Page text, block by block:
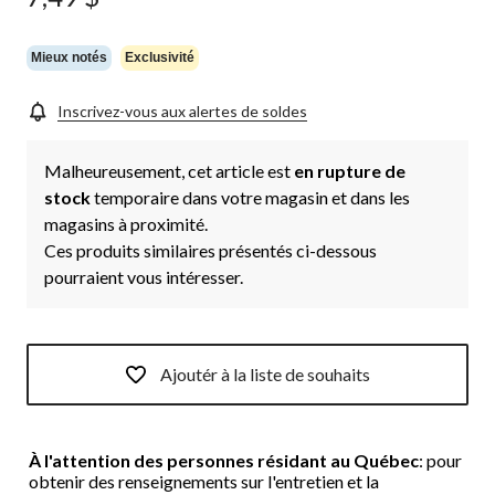
Mieux notés Exclusivité
Inscrivez-vous aux alertes de soldes
Malheureusement, cet article est en rupture de
stocktemporaire dans votre magasin et dans les
magasins à proximité.
Ces produits similaires présentés ci-dessous
pourraient vous intéresser.
Ajoutér à la liste de souhaits
À l'attention des personnes résidant au Québec: pour
obtenir des renseignements sur l'entretien et la